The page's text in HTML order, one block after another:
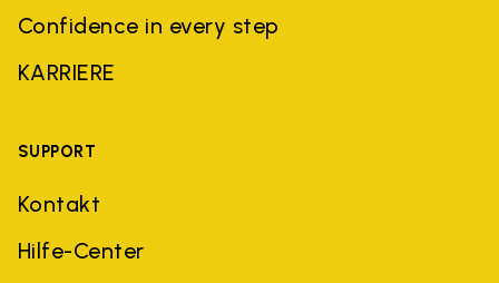
Confidence in every step
KARRIERE
SUPPORT
Kontakt
Hilfe-Center